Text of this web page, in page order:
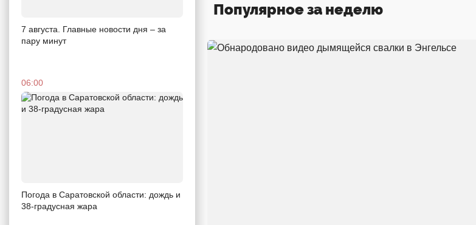
7 августа. Главные новости дня – за
пару минут
06:00
Погода в Саратовской области: дождь и
38-градусная жара
Популярное за неделю